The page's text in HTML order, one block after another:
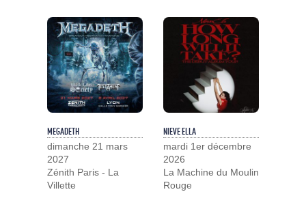
MEGADETH
dimanche 21 mars
2027
Zénith Paris - La
Villette
NIEVE ELLA
mardi 1er décembre
2026
La Machine du Moulin
Rouge